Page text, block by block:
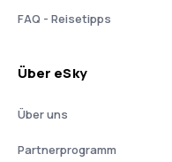
FAQ - Reisetipps
Über eSky
Über uns
Partnerprogramm